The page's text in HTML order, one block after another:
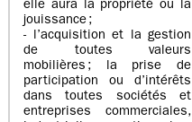
elle aura la propriété ou la
jouissance ;
- l’acquisition et la gestion
de toutes valeurs
mobilières ; la prise de
participation ou d’intérêts
dans toutes sociétés et
entreprises commerciales,